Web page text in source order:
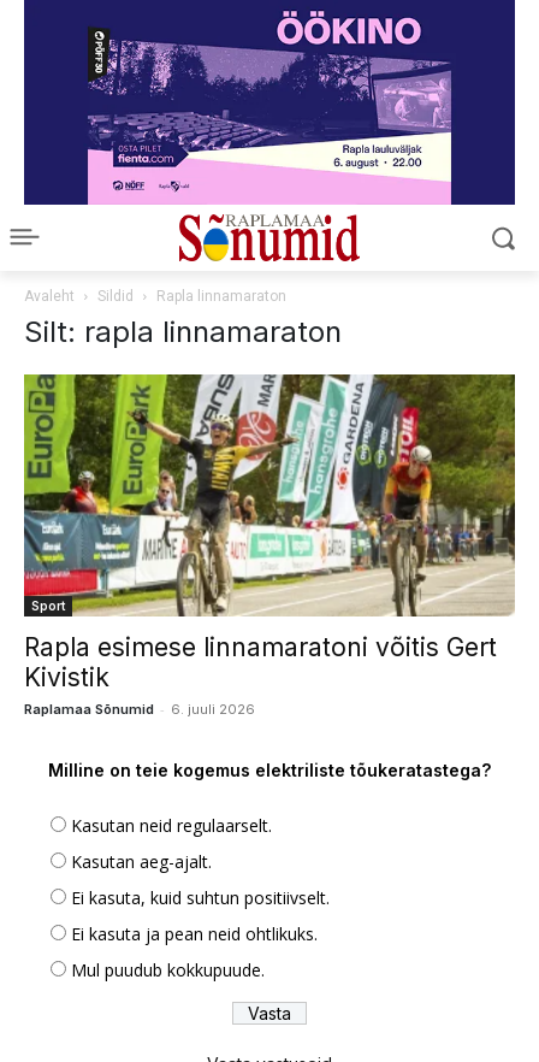
Avaleht Sildid Rapla linnamaraton
Silt: rapla linnamaraton
Sport
Rapla esimese linnamaratoni võitis Gert
Kivistik
Raplamaa Sõnumid - 6. juuli 2026
Milline on teie kogemus elektriliste tõukeratastega?
Kasutan neid regulaarselt.
Kasutan aeg-ajalt.
Ei kasuta, kuid suhtun positiivselt.
Ei kasuta ja pean neid ohtlikuks.
Mul puudub kokkupuude.